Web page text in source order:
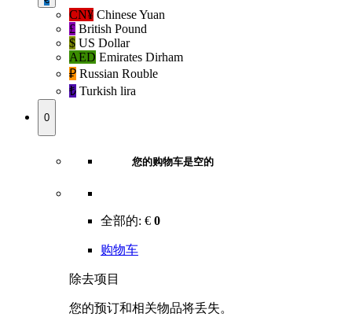
CN¥ Chinese Yuan
£ British Pound
$ US Dollar
AED Emirates Dirham
₽‎ Russian Rouble
₺‎ Turkish lira
0
您的购物车是空的
全部的: € 0
购物车
除去项目
您的预订和相关物品将丢失。